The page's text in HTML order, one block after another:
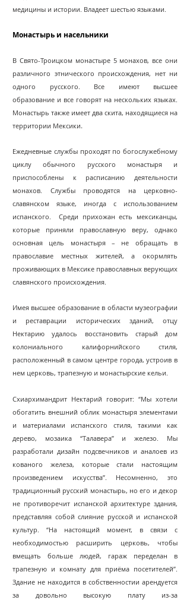
медицины и истории. Владеет шестью языками.
Монастырь и насельники
В Свято-Троицком монастыре 5 монахов, все они
различного этнического происхождения, нет ни
одного русского. Все имеют высшее
образование и все говорят на нескольких языках.
Монастырь также имеет два скита, находящиеся на
территории Мексики.
Ежедневные службы проходят по богослужебному
циклу обычного русского монастыря и
приспособлены к расписанию деятельности
монахов. Службы проводятся на церковно-
славянском языке, иногда с использованием
испанского. Среди прихожан есть мексиканцы,
которые приняли православную веру, однако
основная цель монастыря – не обращать в
православие местных жителей, а окормлять
проживающих в Мексике православных верующих
славянского происхождения.
Имея высшее образование в области музеографии
и реставрации исторических зданий, отцу
Нектарию удалось восстановить старый дом
колониального калифорнийского стиля,
расположенный в самом центре города, устроив в
нем церковь, трапезную и монастырские кельи.
Схиархимандрит Нектарий говорит: “Мы хотели
обогатить внешний облик монастыря элементами
и материалами испанского стиля, такими как
дерево, мозаика “Талавера” и железо. Мы
разработали дизайн подсвечников и аналоев из
кованого железа, которые стали настоящим
произведением искусства”. Несомненно, это
традиционный русский монастырь, но его и декор
не противоречит испанскoй архитектуре здания,
представляя собой слияние русской и испанской
культур. “На настоящий момент, в связи с
необходимостью расширить церковь, чтобы
вмещать больше людей, гараж переделан в
трапезную и комнату для приёма посетителей”.
Здание не находится в собственностии арендуется
за довольно высокую плату из-за